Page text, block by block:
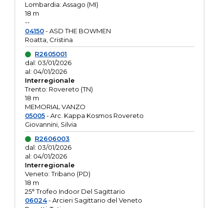
Lombardia: Assago (MI)
18 m
--
04150- ASD THE BOWMEN
Roatta, Cristina
R2605001
dal: 03/01/2026
al: 04/01/2026
Interregionale
Trento: Rovereto (TN)
18 m
MEMORIAL VANZO
05005- Arc. Kappa Kosmos Rovereto
Giovannini, Silvia
R2606003
dal: 03/01/2026
al: 04/01/2026
Interregionale
Veneto: Tribano (PD)
18 m
25° Trofeo Indoor Del Sagittario
06024- Arcieri Sagittario del Veneto